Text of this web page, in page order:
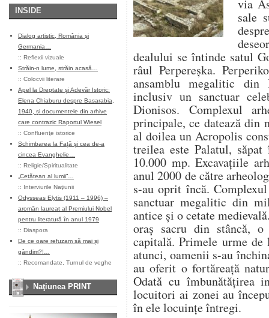
INSIDE
Dialog artistic, România și
Germania…
:: Reflexii vizuale
Străin-n lume, străin acasă…
:: Colocvii literare
Apel la Dreptate și Adevăr Istoric:
Elena Chiaburu despre Basarabia,
1940, și documentele din arhive
care contrazic Raportul Wiesel
:: Confluenţe istorice
Schimbarea la Față și cea de-a
cincea Evanghelie…
:: Religie/Spiritualitate
„Cetățean al lumii”…
:: Interviurile Naţiunii
Odysseas Elytis (1911 – 1996) –
aromân laureat al Premiului Nobel
pentru literatură în anul 1979
:: Diaspora
De ce oare refuzam să mai și
gândim?!…
:: Recomandate Turnul de veghe
Naţiunea PRINT
via
sale
dealului se întinde satul
râul Perpereșka.
ansamblu megalitic din
inclusiv un sanctuar
Dionisos. Complexul
principale, ce datează din
al doilea un Acropolis
treilea este Palatul,
10.000 mp. Excavațiile
anul 2000 de către
s-au oprit încă.
sanctuar megalitic din
antice și o cetate
oraș sacru din stâncă,
capitală. Primele urme
atunci, oamenii s-au
au oferit o fortăreață
Odată cu îmbunătățirea
locuitori ai zonei au
în ele locuințe întregi.